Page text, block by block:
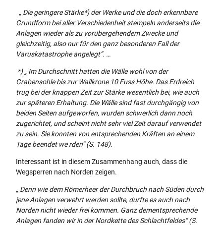
„ Die geringere Stärke*) der Werke und die doch erkennbare
Grundform bei aller Verschiedenheit stempeln anderseits die
Anlagen wieder als zu vorübergehendem Zwecke und
gleichzeitig, also nur für den ganz besonderen Fall der
Varuskatastrophe angelegt“. …
*) „ Im Durchschnitt hatten die Wälle wohl von der
Grabensohle bis zur Wallkrone 10 Fuss Höhe. Das Erdreich
trug bei der knappen Zeit zur Stärke wesentlich bei, wie auch
zur späteren Erhaltung. Die Wälle sind fast durchgängig von
beiden Seiten aufgeworfen, wurden schwerlich dann noch
zugerichtet, und scheint nicht sehr viel Zeit darauf verwendet
zu sein. Sie konnten von entsprechenden Kräften an einem
Tage beendet we rden“ (S. 148).
Interessant ist in diesem Zusammenhang auch, dass die
Wegsperren nach Norden zeigen.
„ Denn wie dem Römerheer der Durchbruch nach Süden durch
jene Anlagen verwehrt werden sollte, durfte es auch nach
Norden nicht wieder frei kommen. Ganz dementsprechende
Anlagen fanden wir in der Nordkette des Schlachtfeldes“ (S.